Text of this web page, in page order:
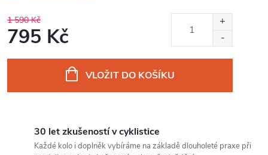
1 590 Kč
795 Kč
VLOŽIT DO KOŠÍKU
30 let zkušeností v cyklistice
Každé kolo i doplněk vybíráme na základě dlouholeté praxe při